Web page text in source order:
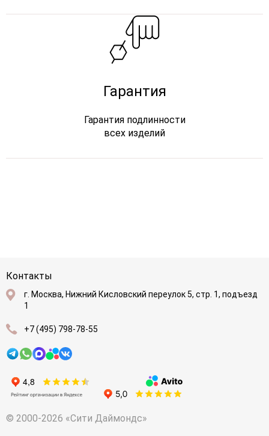
Гарантия
Гарантия подлинности
всех изделий
Контакты
г. Москва, Нижний Кисловский переулок 5, стр. 1, подъезд
1
+7 (495) 798-78-55
© 2000-2026 «Сити Даймондс»